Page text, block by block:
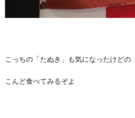
こっちの「たぬき」も気になったけどの
こんど食べてみるぞよ